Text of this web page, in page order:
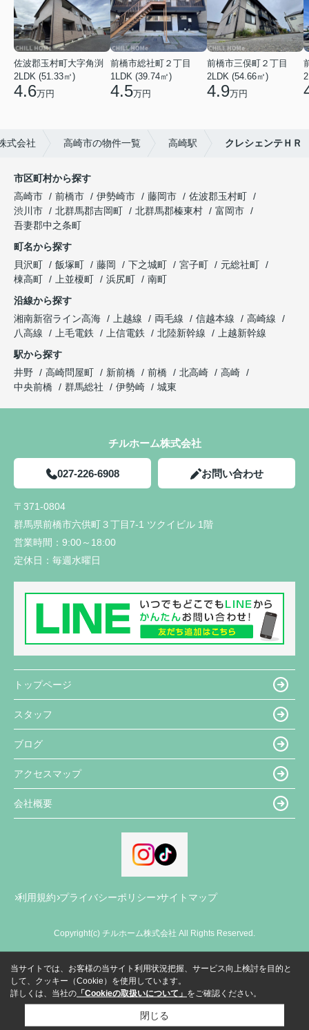
佐波郡玉村町大字角渕
2LDK (51.33㎡)
4.6万円
前橋市総社町２丁目
1LDK (39.74㎡)
4.5万円
前橋市三俣町２丁目
2LDK (54.66㎡)
4.9万円
式会社 高崎市の物件一覧 高崎駅 クレシェンテＨＲ
市区町村から探す
高崎市
前橋市 伊勢崎市 藤岡市
佐波郡玉村町
渋川市
北群馬郡吉岡町 北群馬郡榛東村
富岡市
吾妻郡中之条町
町名から探す
貝沢町
飯塚町 藤岡 下之城町 宮子町
元総社町
棟高町
上並榎町 浜尻町
南町
沿線から探す
湘南新宿ライン高海
上越線 両毛線 信越本線
高崎線
八高線
上毛電鉄 上信電鉄 北陸新幹線
上越新幹線
駅から探す
井野
高崎問屋町 新前橋 前橋 北高崎
高崎
中央前橋
群馬総社 伊勢崎 城東
チルホーム株式会社
027-226-6908 お問い合わせ
〒371-0804
群馬県前橋市六供町３丁目7-1 ツクイビル 1階
営業時間： 9:00～18:00
定休日： 毎週水曜日
トップページ
スタッフ
ブログ
アクセスマップ
会社概要
利用規約 プライバシーポリシー サイトマップ
Copyright(c) チルホーム株式会社 All Rights Reserved.
当サイトでは、お客様の当サイト利用状況把握、サービス向上検討を目的と
して、クッキー（Cookie）を使用しています。
詳しくは、当社の 「Cookieの取扱いについて」 をご確認ください。
閉じる